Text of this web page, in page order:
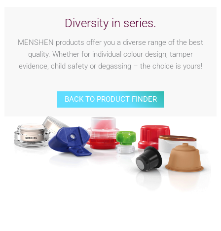
Diversity in series.
MENSHEN products offer you a diverse range of the best
quality. Whether for individual colour design, tamper
evidence, child safety or degassing – the choice is yours!
BACK TO PRODUCT FINDER